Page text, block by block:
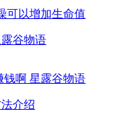
谷物语
介绍